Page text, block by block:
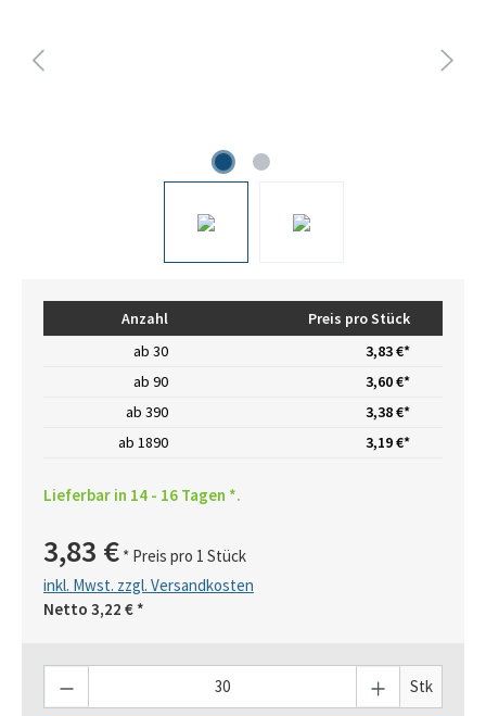
Anzahl
Preis pro Stück
ab 30
3,83 €*
ab 90
3,60 €*
ab 390
3,38 €*
ab 1890 3,19 €*
Lieferbar in 14 - 16 Tagen *.
3,83 € * Preis pro 1 Stück
inkl. Mwst. zzgl. Versandkosten
Netto 3,22 € *
Stk